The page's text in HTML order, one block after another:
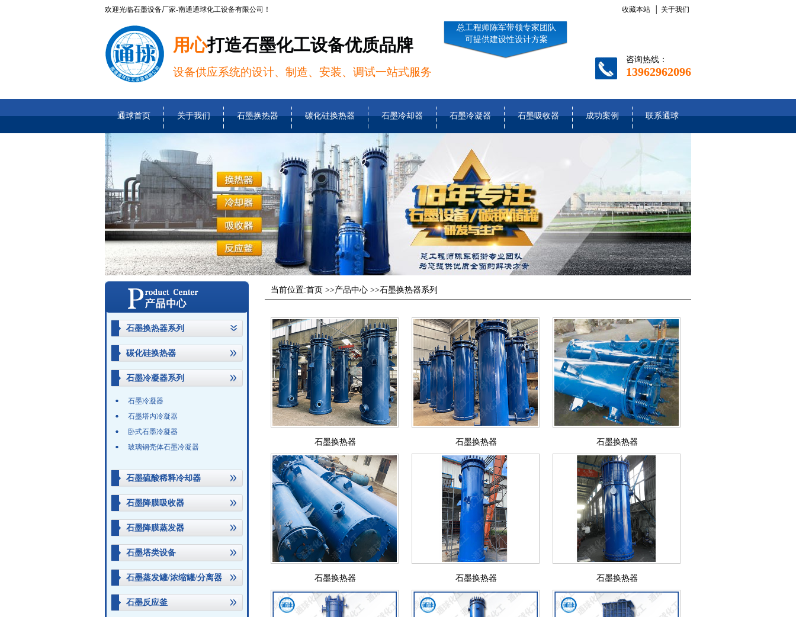
欢迎光临石墨设备厂家-南通通球化工设备有限公司！ 收藏本站 关于我们
用心打造石墨化工设备优质品牌
设备供应系统的设计、制造、安装、调试一站式服务
总工程师陈军带领专家团队
可提供建设性设计方案
咨询热线：
13962962096
通球首页 关于我们 石墨换热器 碳化硅换热器 石墨冷却器 石墨冷凝器 石墨吸收器 成功案例 联系通球
石墨换热器系列
碳化硅换热器
石墨冷凝器系列
石墨冷凝器
石墨塔内冷凝器
卧式石墨冷凝器
玻璃钢壳体石墨冷凝器
石墨硫酸稀释冷却器
石墨降膜吸收器
石墨降膜蒸发器
石墨塔类设备
石墨蒸发罐/浓缩罐/分离器
石墨反应釜
当前位置:首页 >>产品中心 >>石墨换热器系列
石墨换热器 石墨换热器 石墨换热器
石墨换热器 石墨换热器 石墨换热器